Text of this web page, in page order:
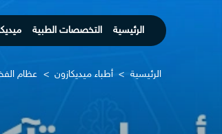
الرئيسية التخصصات الطبية
الرئيسية > أطباء ميديكازون > عظام